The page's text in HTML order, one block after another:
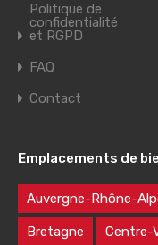
Politique de
confidentialité
et RGPD
FAQ
Contact
Emplacements de
Auvergne-Rhône-
Bretagne Centre-